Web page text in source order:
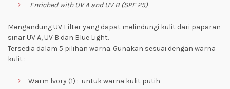
Enriched with UV A and UV B (SPF 25)
Mengandung UV Filter yang dapat melindungi kulit dari paparan
sinar UV A, UV B dan Blue Light.
Tersedia dalam 5 pilihan warna. Gunakan sesuai dengan warna
kulit :
Warm lvory (1) : untuk warna kulit putih